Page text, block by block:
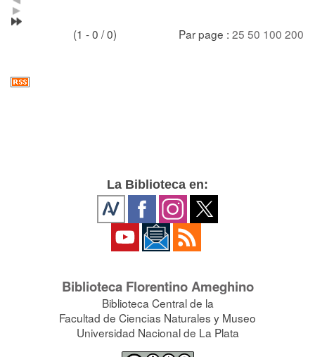
(1 - 0 / 0) Par page : 25 50 100 200
La Biblioteca en:
Biblioteca Florentino Ameghino
Biblioteca Central de la
Facultad de Ciencias Naturales y Museo
Universidad Nacional de La Plata